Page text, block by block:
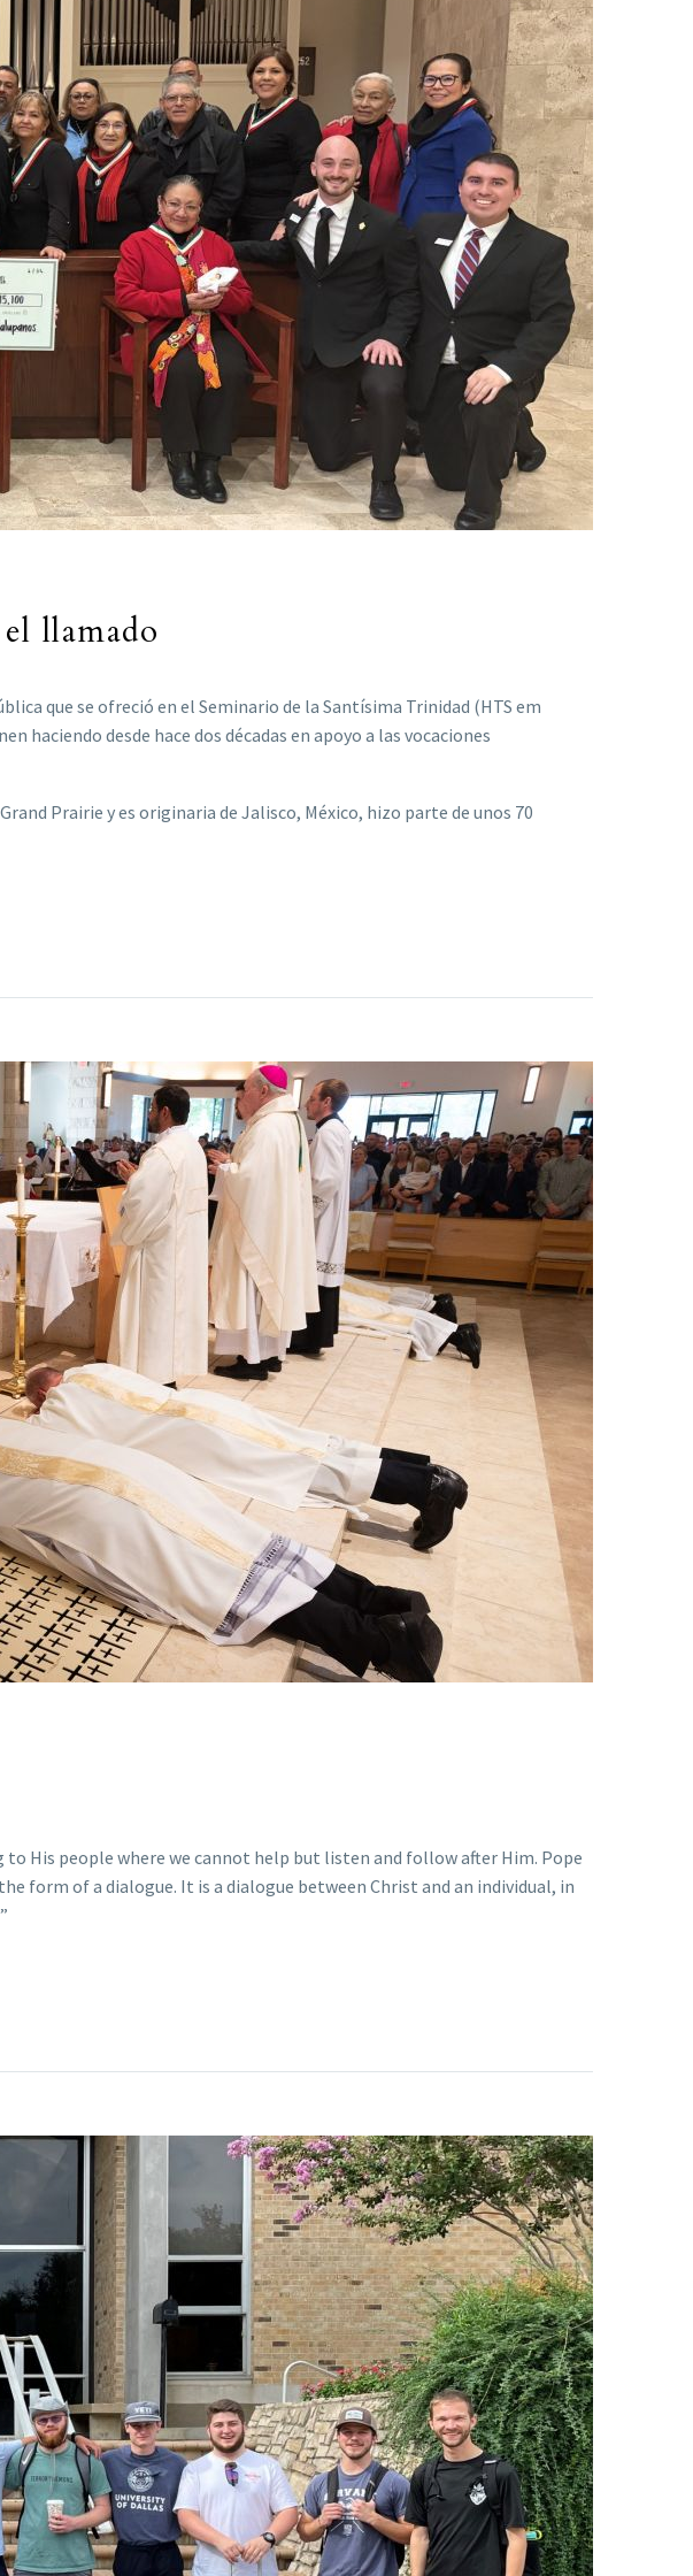
llamado
que se ofreció en el Seminario de la Santísima Trinidad (HTS em
haciendo desde hace dos décadas en apoyo a las vocaciones
Prairie y es originaria de Jalisco, México, hizo parte de unos 70
His people where we cannot help but listen and follow after Him. Pope
form of a dialogue. It is a dialogue between Christ and an individual, in